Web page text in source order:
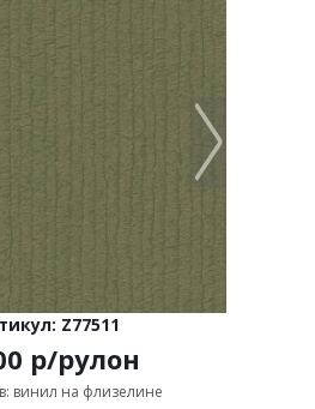
Z77511
р/рулон
винил на флизелине